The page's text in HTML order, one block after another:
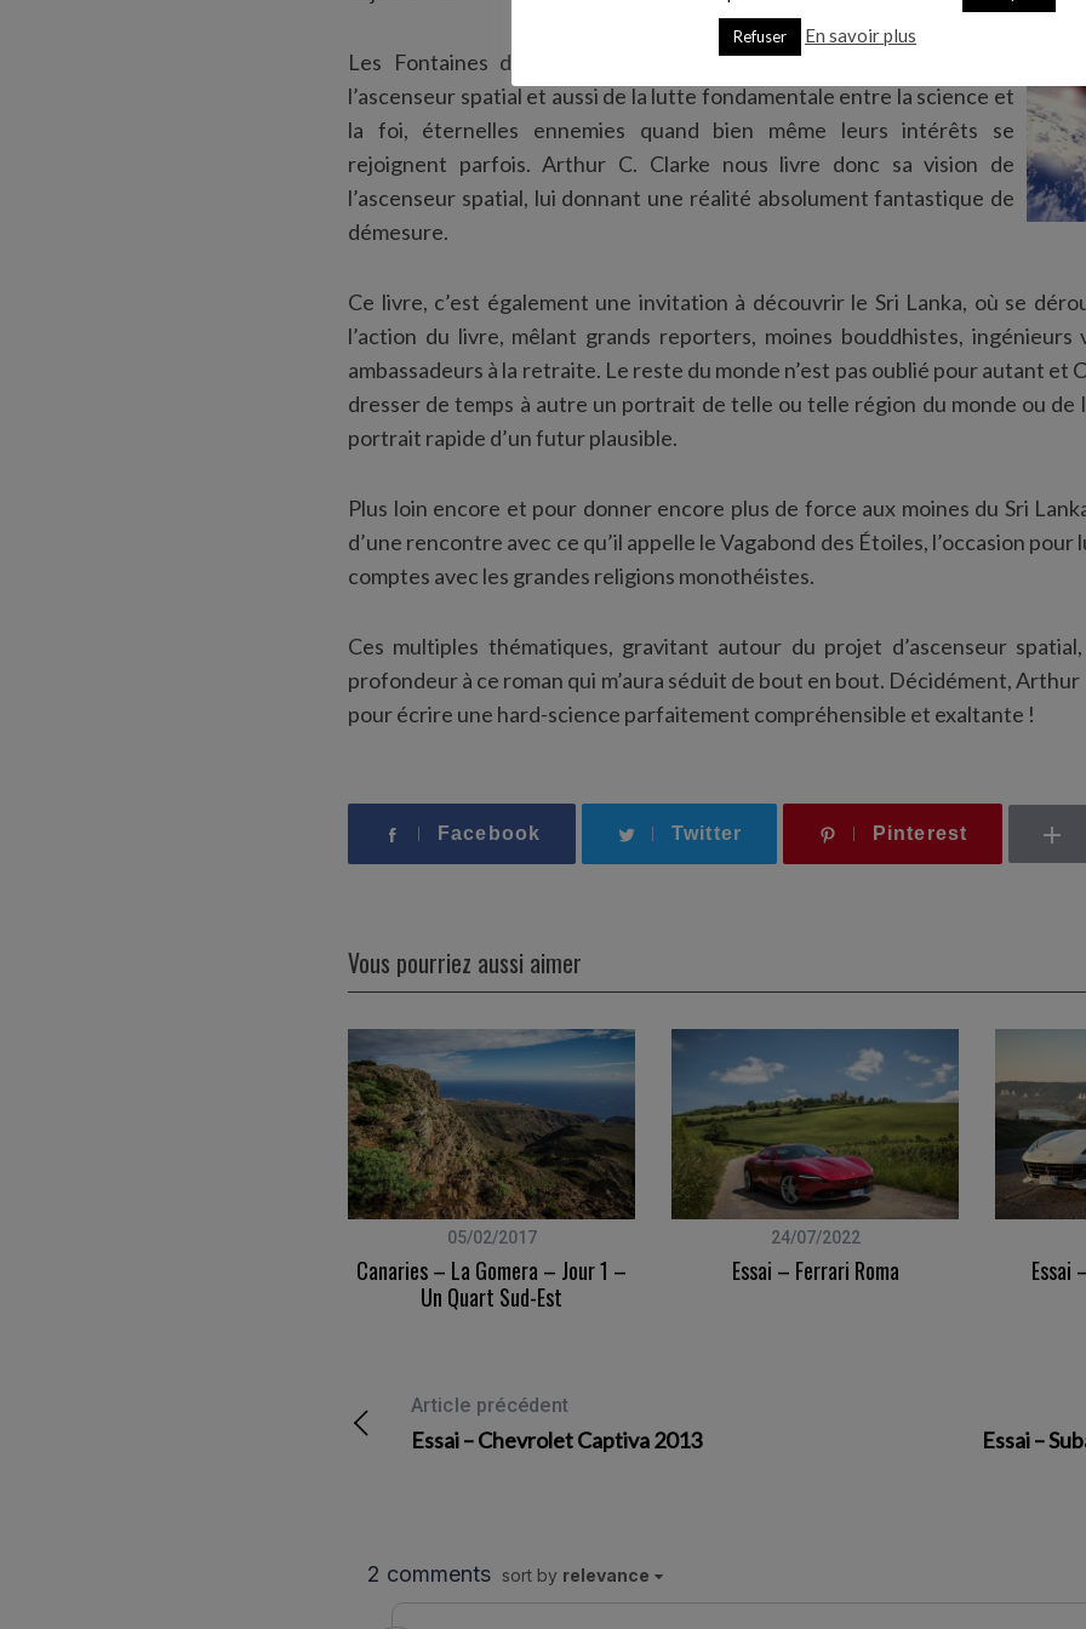
Les Fontaines du Paradis, c’est en réalité l’histoire fabuleuse de
l’ascenseur spatial et aussi de la lutte fondamentale entre la science et
la foi, éternelles ennemies quand bien même leurs intérêts se
rejoignent parfois. Arthur C. Clarke nous livre donc sa vision de
l’ascenseur spatial, lui donnant une réalité absolument fantastique de
démesure.
Ce livre, c’est également une invitation à découvrir le Sri Lanka, où se
l’action du livre, mêlant grands reporters, moines bouddhistes, ingénieurs
ambassadeurs à la retraite. Le reste du monde n’est pas oublié pour autant et
dresser de temps à autre un portrait de telle ou telle région du monde ou de
portrait rapide d’un futur plausible.
Plus loin encore et pour donner encore plus de force aux moines du Sri
d’une rencontre avec ce qu’il appelle le Vagabond des Étoiles, l’occasion
comptes avec les grandes religions monothéistes.
Ces multiples thématiques, gravitant autour du projet d’ascenseur
profondeur à ce roman qui m’aura séduit de bout en bout. Décidément, Arthur
pour écrire une hard-science parfaitement compréhensible et exaltante !
Facebook Twitter Pinterest
Vous pourriez aussi aimer
05/02/2017
Canaries – La Gomera – Jour 1 –
Un Quart Sud-Est
24/07/2022
Essai – Ferrari Roma Essai
Article précédent
Essai – Chevrolet Captiva 2013 Essai –
Refuser En savoir plus